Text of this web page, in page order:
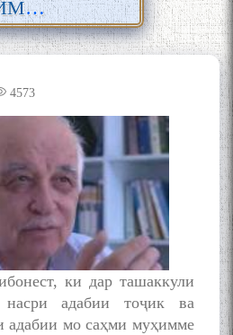
4573
ки дар ташаккули
адабии тоҷик ва
адабии мо саҳми муҳимме